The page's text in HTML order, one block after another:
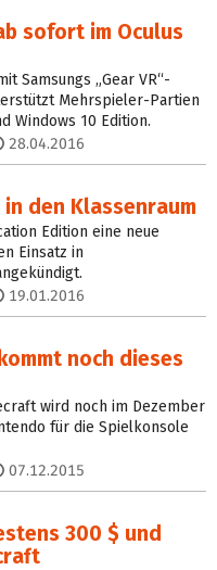
sofort im Oculus
Samsungs „Gear VR“-
Mehrspieler-Partien
Windows 10 Edition.
28.04.2016
den Klassenraum
Edition eine neue
Einsatz in
19.01.2016
noch dieses
wird noch im Dezember
für die Spielkonsole
07.12.2015
300 $ und